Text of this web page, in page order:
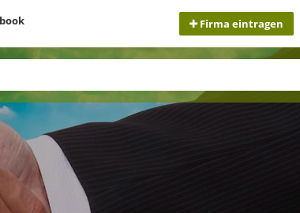
Firma eintragen